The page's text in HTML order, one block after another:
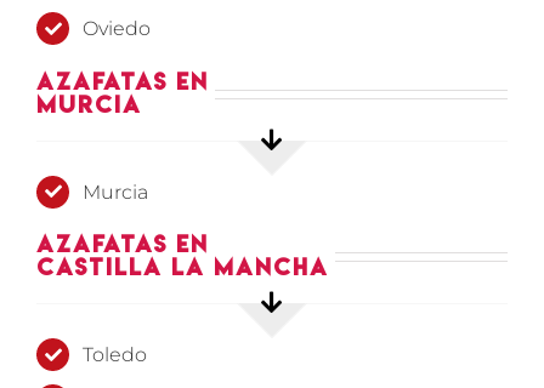
Oviedo
Azafatas en
Murcia
Murcia
Azafatas en
Castilla La Mancha
Toledo